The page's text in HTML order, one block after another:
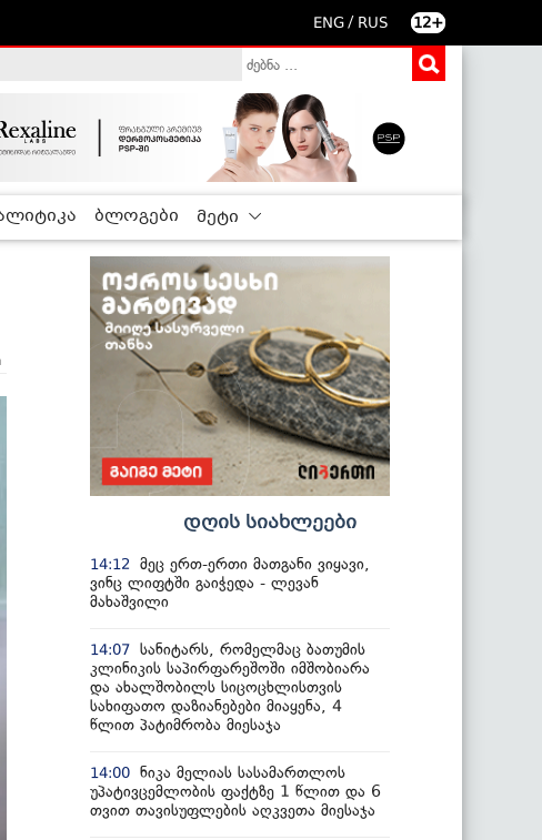
ENG / RUS 12+
ბლოგები მეტი
დღის სიახლეები
14:12
მეც ერთ-ერთი მათგანი ვიყავი,
ვინც ლიფტში გაიჭედა - ლევან
მახაშვილი
14:07 სანიტარს, რომელმაც ბათუმის
კლინიკის საპირფარეშოში იმშობიარა
და ახალშობილს სიცოცხლისთვის
სახიფათო დაზიანებები მიაყენა, 4
წლით პატიმრობა მიესაჯა
14:00 ნიკა მელიას სასამართლოს
უპატივცემლობის ფაქტზე 1 წლით და 6
თვით თავისუფლების აღკვეთა მიესაჯა